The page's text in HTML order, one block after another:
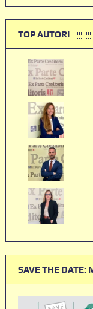
TOP AUTORI
SAVE THE DATE: